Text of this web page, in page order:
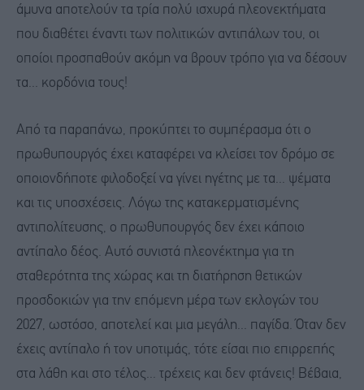
άμυνα αποτελούν τα τρία πολύ ισχυρά πλεονεκτήματα
που διαθέτει έναντι των πολιτικών αντιπάλων του, οι
οποίοι προσπαθούν ακόμη να βρουν τρόπο για να δέσουν
τα... κορδόνια τους!
Από τα παραπάνω, προκύπτει το συμπέρασμα ότι ο
πρωθυπουργός έχει καταφέρει να κλείσει τον δρόμο σε
οποιονδήποτε φιλοδοξεί να γίνει ηγέτης με τα... ψέματα
και τις υποσχέσεις. Λόγω της κατακερματισμένης
αντιπολίτευσης, ο πρωθυπουργός δεν έχει κάποιο
αντίπαλο δέος. Αυτό συνιστά πλεονέκτημα για τη
σταθερότητα της χώρας και τη διατήρηση θετικών
προσδοκιών για την επόμενη μέρα των εκλογών του
2027, ωστόσο, αποτελεί και μια μεγάλη... παγίδα. Όταν δεν
έχεις αντίπαλο ή τον υποτιμάς, τότε είσαι πιο επιρρεπής
στα λάθη και στο τέλος... τρέχεις και δεν φτάνεις! Βέβαια,